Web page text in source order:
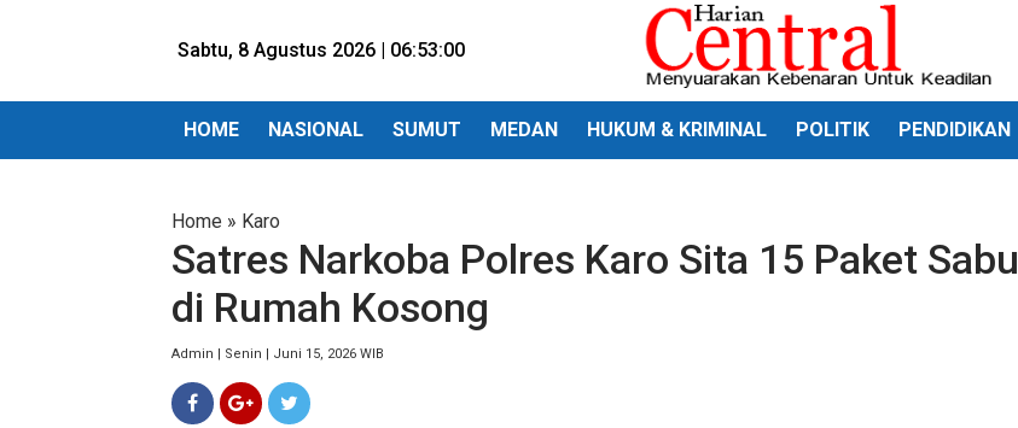
Sabtu, 8 Agustus 2026 | 06:53:02
HOME NASIONAL SUMUT MEDAN HUKUM & KRIMINAL POLITIK PENDIDIKAN
Home » Karo
Satres Narkoba Polres Karo Sita 15 Paket Sabu
di Rumah Kosong
Admin | Senin | Juni 15, 2026 WIB